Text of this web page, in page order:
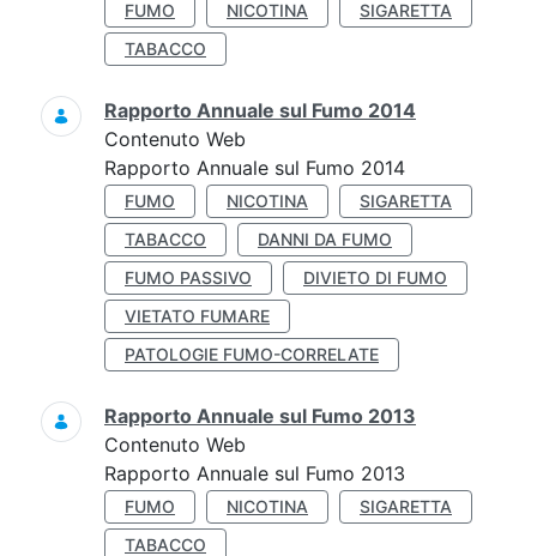
FUMO NICOTINA
SIGARETTA
TABACCO
Rapporto Annuale sul Fumo 2014
Contenuto Web
Rapporto Annuale sul Fumo 2014
FUMO NICOTINA
SIGARETTA
TABACCO
DANNI DA FUMO
FUMO PASSIVO
DIVIETO DI FUMO
VIETATO FUMARE
PATOLOGIE FUMO-CORRELATE
Rapporto Annuale sul Fumo 2013
Contenuto Web
Rapporto Annuale sul Fumo 2013
FUMO NICOTINA
SIGARETTA
TABACCO